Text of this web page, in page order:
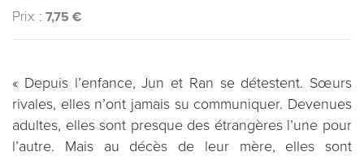
Prix : 7,75 €
« Depuis l’enfance, Jun et Ran se détestent. Sœurs
rivales, elles n’ont jamais su communiquer. Devenues
adultes, elles sont presque des étrangères l’une pour
l’autre. Mais au décès de leur mère, elles sont